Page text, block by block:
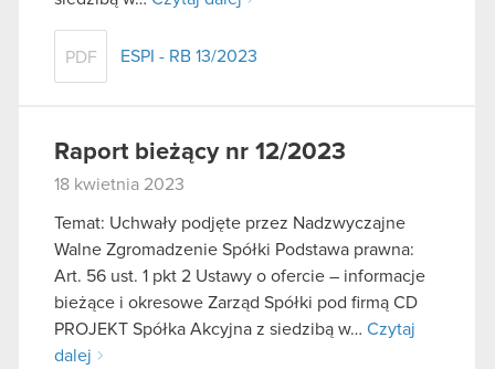
PDF ESPI - RB 13/2023
Raport bieżący nr 12/2023
18 kwietnia 2023
Temat: Uchwały podjęte przez Nadzwyczajne
Walne Zgromadzenie Spółki Podstawa prawna:
Art. 56 ust. 1 pkt 2 Ustawy o ofercie – informacje
bieżące i okresowe Zarząd Spółki pod firmą CD
PROJEKT Spółka Akcyjna z siedzibą w… Czytaj
dalej